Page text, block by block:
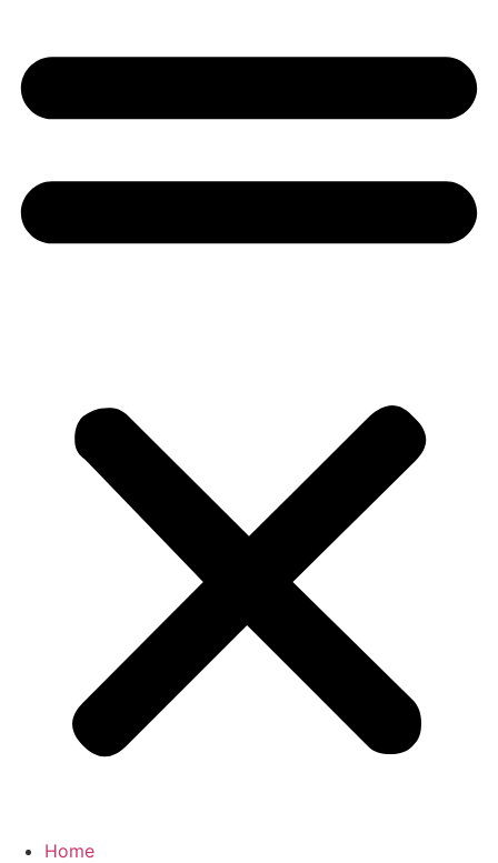
Home